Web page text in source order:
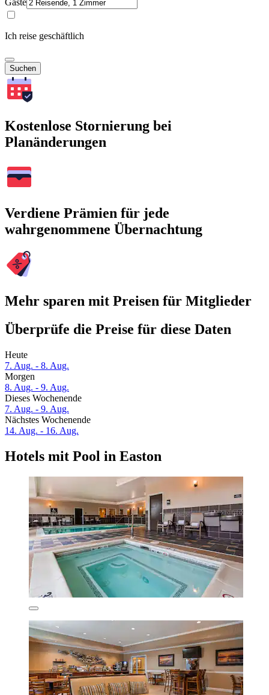
Ich reise geschäftlich
Suchen
Kostenlose Stornierung bei
Planänderungen
Verdiene Prämien für jede
wahrgenommene Übernachtung
Mehr sparen mit Preisen für Mitglieder
Überprüfe die Preise für diese Daten
Heute
7. Aug. - 8. Aug.
Morgen
8. Aug. - 9. Aug.
Dieses Wochenende
7. Aug. - 9. Aug.
Nächstes Wochenende
14. Aug. - 16. Aug.
Hotels mit Pool in Easton